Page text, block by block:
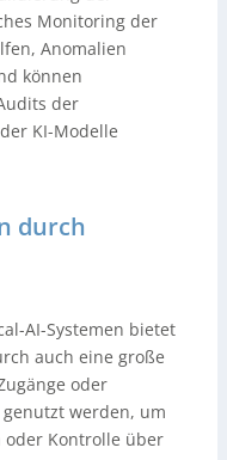
Monitoring der
Anomalien
können
der
KI-Modelle
durch
AI-Systemen bietet
auch eine große
oder
werden, um
oder Kontrolle über